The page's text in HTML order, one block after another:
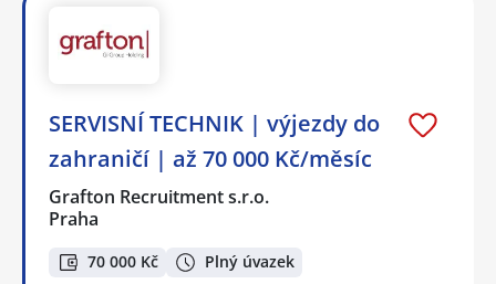
SERVISNÍ TECHNIK | výjezdy do
zahraničí | až 70 000 Kč/měsíc
Grafton Recruitment s.r.o.
Praha
70 000 Kč Plný úvazek